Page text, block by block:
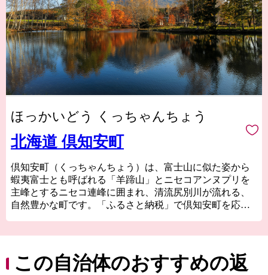
ほっかいどう くっちゃんちょう
北海道 倶知安町
倶知安町（くっちゃんちょう）は、富士山に似た姿から
蝦夷富士とも呼ばれる「羊蹄山」とニセコアンヌプリを
主峰とするニセコ連峰に囲まれ、清流尻別川が流れる、
自然豊かな町です。「ふるさと納税」で倶知安町を応援
この自治体のおすすめの返